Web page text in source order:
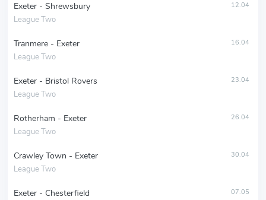
Exeter - Shrewsbury
League Two
12.04
Tranmere - Exeter
League Two
16.04
Exeter - Bristol Rovers
League Two
23.04
Rotherham - Exeter
League Two
26.04
Crawley Town - Exeter
League Two
30.04
Exeter - Chesterfield 07.05